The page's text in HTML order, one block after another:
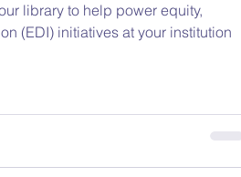
library to help power equity,
(EDI) initiatives at your institution